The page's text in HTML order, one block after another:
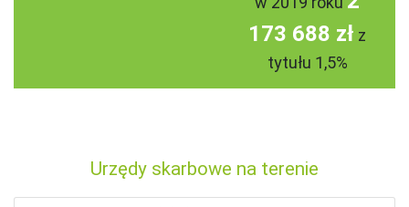
173 688 zł z
tytułu 1,5%
Urzędy skarbowe na terenie